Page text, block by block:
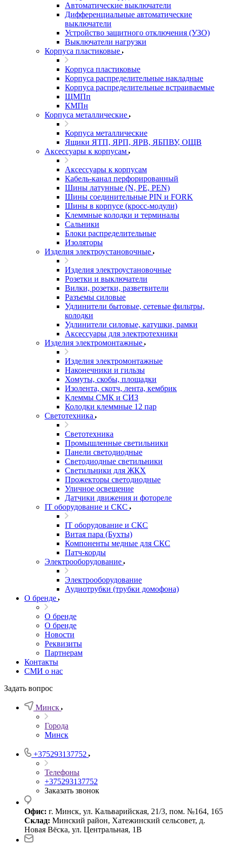
Автоматические выключатели
Дифференциальные автоматические
выключатели
Устройство защитного отключения (УЗО)
Выключатели нагрузки
Корпуса пластиковые
Корпуса пластиковые
Корпуса распределительные накладные
Корпуса распределительные встраиваемые
ЩМПп
КМПн
Корпуса металлические
Корпуса металлические
Ящики ЯТП, ЯРП, ЯРВ, ЯБПВУ, ОЩВ
Аксессуары к корпусам
Аксессуары к корпусам
Кабель-канал перфорированный
Шины латунные (N, PE, PEN)
Шины соединительные PIN и FORK
Шины в корпусе (кросс-модули)
Клеммные колодки и терминалы
Сальники
Блоки распределительные
Изоляторы
Изделия электроустановочные
Изделия электроустановочные
Розетки и выключатели
Вилки, розетки, разветвители
Разъемы силовые
Удлинители бытовые, сетевые фильтры,
колодки
Удлинители силовые, катушки, рамки
Аксессуары для электротехники
Изделия электромонтажные
Изделия электромонтажные
Наконечники и гильзы
Хомуты, скобы, площадки
Изолента, скотч, лента, кембрик
Клеммы СМК и СИЗ
Колодки клеммные 12 пар
Светотехника
Светотехника
Промышленные светильники
Панели светодиодные
Светодиодные светильники
Светильники для ЖКХ
Прожекторы светодиодные
Уличное освещение
Датчики движения и фотореле
IT оборудование и СКС
IT оборудование и СКС
Витая пара (Бухты)
Компоненты медные для СКС
Патч-корды
Электрооборудование
Электрооборудование
Аудиотрубки (трубки домофона)
О бренде
О бренде
О бренде
Новости
Реквизиты
Партнерам
Контакты
СМИ о нас
Задать вопрос
Минск
Города
Минск
+375293137752
Телефоны
+375293137752
Заказать звонок
Офис: г. Минск, ул. Кальварийская, 21/3, пом. №164, 165
Склад: Минский район, Хатежинский сельсовет, д.
Новая Вёска, ул. Центральная, 1В